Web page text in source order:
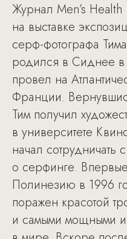
Журнал Men’s Health
на выставке
серф-фотографа
родился в Сиднее в
провел на
Франции.
Тим получил
в университете
начал
о серфинге.
Полинезию в 1996
поражен красотой
и самыми мощными